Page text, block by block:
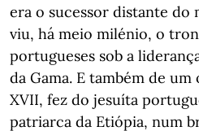
era o sucessor distante do
viu, há meio milénio, o
portugueses sob a
da Gama. E também de
XVII, fez do jesuíta
patriarca da Etiópia, num